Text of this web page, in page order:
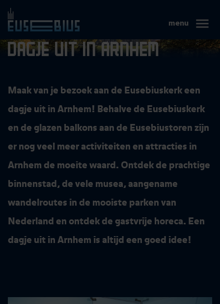
Eusebius
Arnhem
menu
Dagje uit in Arnhem
Maak van je bezoek aan de Eusebiuskerk een
dagje uit in Arnhem! Behalve de Eusebiuskerk
en de glazen balkons aan de Eusebiustoren zijn
er nog veel meer activiteiten en attracties in
Arnhem de moeite waard. Ontdek de prachtige
binnenstad, de vele musea, aangename
wandelroutes in de mooiste parken van
Nederland en ontdek de gastvrije horeca. Een
dagje uit in Arnhem is altijd een goed idee!